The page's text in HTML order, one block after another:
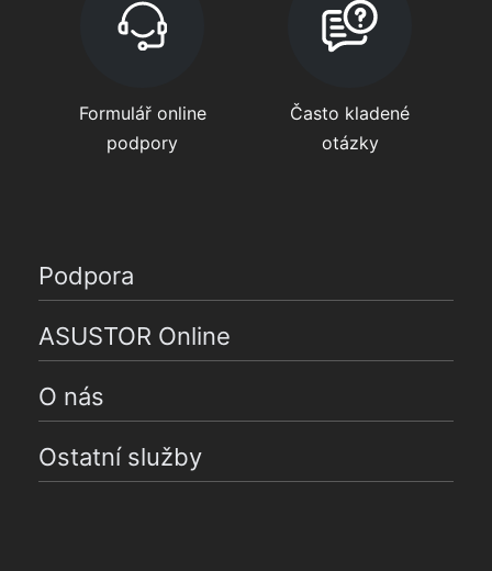
Formulář online
podpory
Často kladené
otázky
Podpora
ASUSTOR Online
O nás
Ostatní služby